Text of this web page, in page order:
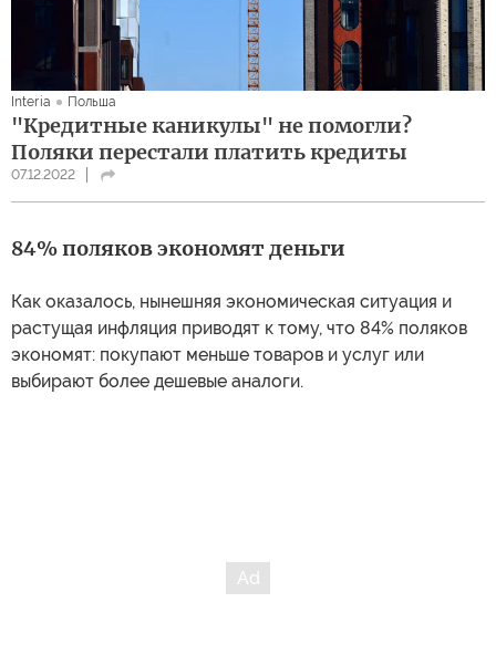
Interia Польша
"Кредитные каникулы" не помогли?
Поляки перестали платить кредиты
07.12.2022
84% поляков экономят деньги
Как оказалось, нынешняя экономическая ситуация и
растущая инфляция приводят к тому, что 84% поляков
экономят: покупают меньше товаров и услуг или
выбирают более дешевые аналоги.